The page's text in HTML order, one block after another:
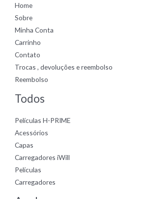
Home
Sobre
Minha Conta
Carrinho
Contato
Trocas , devoluções e reembolso
Reembolso
Todos
Películas H-PRIME
Acessórios
Capas
Carregadores iWill
Películas
Carregadores